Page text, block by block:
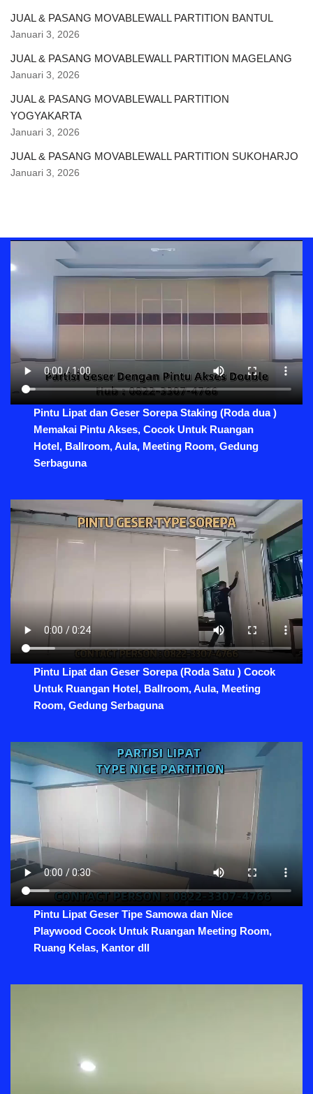
JUAL & PASANG MOVABLEWALL PARTITION BANTUL
Januari 3, 2026
JUAL & PASANG MOVABLEWALL PARTITION MAGELANG
Januari 3, 2026
JUAL & PASANG MOVABLEWALL PARTITION
YOGYAKARTA
Januari 3, 2026
JUAL & PASANG MOVABLEWALL PARTITION SUKOHARJO
Januari 3, 2026
Pintu Lipat dan Geser Sorepa Staking (Roda dua )
Memakai Pintu Akses, Cocok Untuk Ruangan
Hotel, Ballroom, Aula, Meeting Room, Gedung
Serbaguna
Pintu Lipat dan Geser Sorepa (Roda Satu ) Cocok
Untuk Ruangan Hotel, Ballroom, Aula, Meeting
Room, Gedung Serbaguna
Pintu Lipat Geser Tipe Samowa dan Nice
Playwood Cocok Untuk Ruangan Meeting Room,
Ruang Kelas, Kantor dll